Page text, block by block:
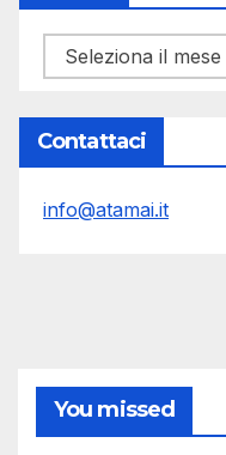
Archivi
Contattaci
info@atamai.it
You missed